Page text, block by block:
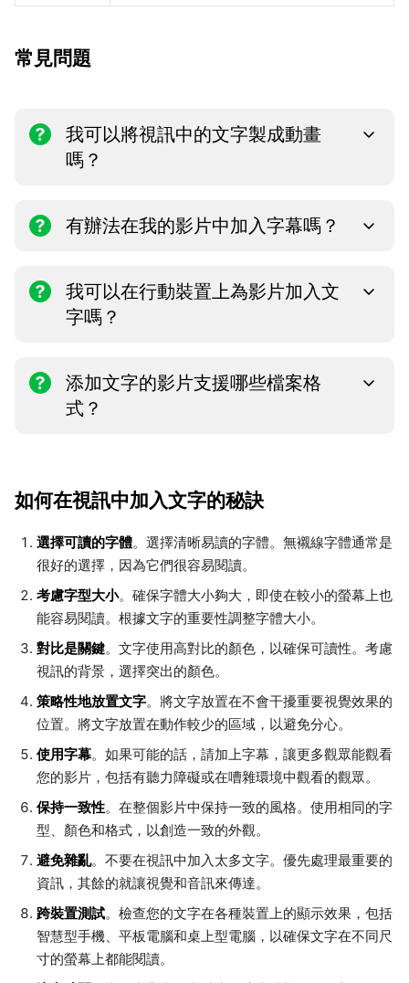
常見問題
我可以將視訊中的文字製成動畫
嗎？
有辦法在我的影片中加入字幕嗎？
我可以在行動裝置上為影片加入文
字嗎？
添加文字的影片支援哪些檔案格
式？
如何在視訊中加入文字的秘訣
選擇可讀的字體。選擇清晰易讀的字體。無襯線字體通常是
很好的選擇，因為它們很容易閱讀。
考慮字型大小。確保字體大小夠大，即使在較小的螢幕上也
能容易閱讀。根據文字的重要性調整字體大小。
對比是關鍵。文字使用高對比的顏色，以確保可讀性。考慮
視訊的背景，選擇突出的顏色。
策略性地放置文字。將文字放置在不會干擾重要視覺效果的
位置。將文字放置在動作較少的區域，以避免分心。
使用字幕。如果可能的話，請加上字幕，讓更多觀眾能觀看
您的影片，包括有聽力障礙或在嘈雜環境中觀看的觀眾。
保持一致性。在整個影片中保持一致的風格。使用相同的字
型、顏色和格式，以創造一致的外觀。
避免雜亂。不要在視訊中加入太多文字。優先處理最重要的
資訊，其餘的就讓視覺和音訊來傳達。
跨裝置測試。檢查您的文字在各種裝置上的顯示效果，包括
智慧型手機、平板電腦和桌上型電腦，以確保文字在不同尺
寸的螢幕上都能閱讀。